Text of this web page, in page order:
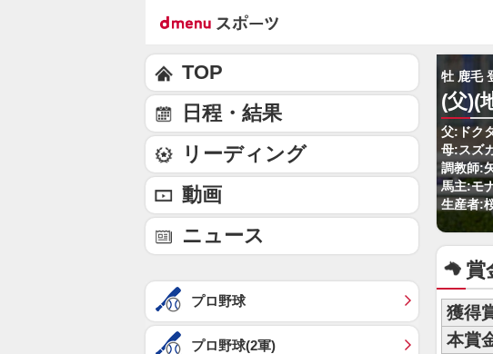
牡 鹿毛
(父)(
父:ドク
母:スズ
調教師:
馬主:モ
生産者:
賞
獲得
本賞
TOP
日程・結果
リーディング
動画
ニュース
プロ野球
プロ野球(2軍)